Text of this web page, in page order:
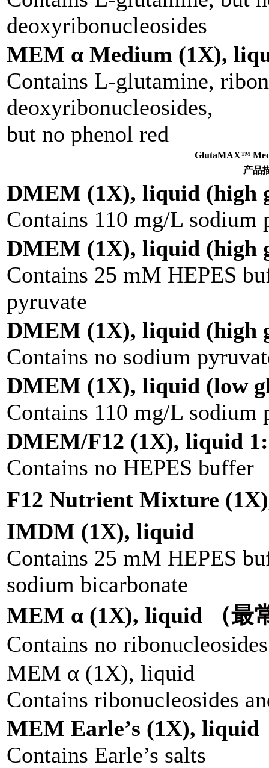
deoxyribonucleosides
MEM α Medium (1X),
Contains L-glutamine,
deoxyribonucleosides,
but no phenol red
GlutaMAX™
产品
DMEM (1X), liquid (high
Contains 110 mg/L sodium
DMEM (1X), liquid (high
Contains 25 mM HEPES
pyruvate
DMEM (1X), liquid (high
Contains no sodium
DMEM (1X), liquid (low
Contains 110 mg/L sodium
DMEM/F12 (1X), liquid
Contains no HEPES buffer
F12 Nutrient Mixture
IMDM (1X), liquid
Contains 25 mM HEPES
sodium bicarbonate
MEM α (1X), liquid （最
Contains no
MEM α (1X), liquid
Contains ribonucleosides
MEM Earle’s (1X), liquid
Contains Earle’s salts